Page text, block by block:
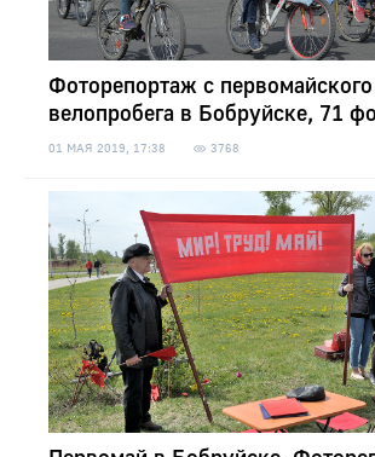
Фоторепортаж с первомайского
велопробега в Бобруйске, 71
01 МАЯ 2019, 17:38 3768